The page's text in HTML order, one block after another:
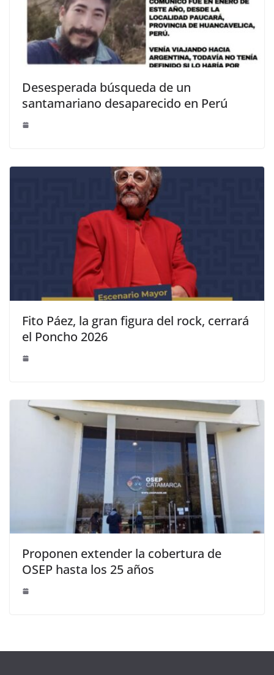
Desesperada búsqueda de un
santamariano desaparecido en Perú
Fito Páez, la gran figura del rock, cerrará
el Poncho 2026
Proponen extender la cobertura de
OSEP hasta los 25 años